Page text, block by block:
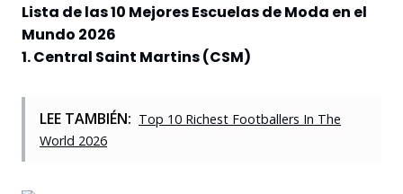
Lista de las 10 Mejores Escuelas de Moda en el
Mundo 2026
1. Central Saint Martins (CSM)
LEE TAMBIÉN: Top 10 Richest Footballers In The
World 2026